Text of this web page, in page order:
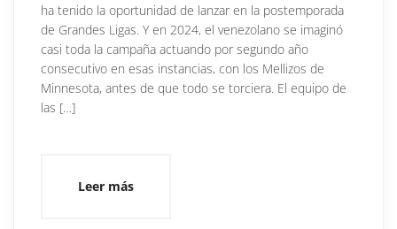
ha tenido la oportunidad de lanzar en la postemporada
de Grandes Ligas. Y en 2024, el venezolano se imaginó
casi toda la campaña actuando por segundo año
consecutivo en esas instancias, con los Mellizos de
Minnesota, antes de que todo se torciera. El equipo de
las […]
Leer más